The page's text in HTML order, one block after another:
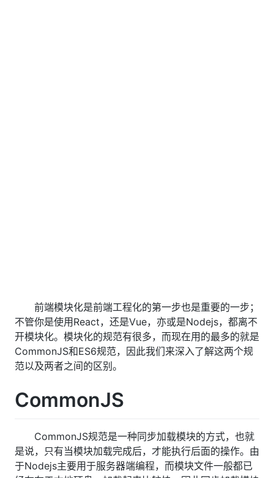
前端模块化是前端工程化的第一步也是重要的一步；
不管你是使用React，还是Vue，亦或是Nodejs，都离不
开模块化。模块化的规范有很多，而现在用的最多的就是
CommonJS和ES6规范，因此我们来深入了解这两个规
范以及两者之间的区别。
CommonJS
CommonJS规范是一种同步加载模块的方式，也就
是说，只有当模块加载完成后，才能执行后面的操作。由
于Nodejs主要用于服务器端编程，而模块文件一般都已